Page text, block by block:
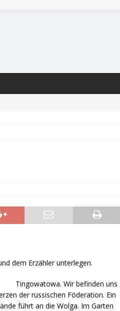
dem Erzähler unterlegen.
Tingowatowa. Wir befinden uns
der russischen Föderation. Ein
führt an die Wolga. Im Garten